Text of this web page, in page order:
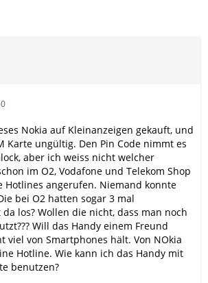
Nokia auf Kleinanzeigen gekauft, und
Karte ungültig. Den Pin Code nimmt es
aber ich weiss nicht welcher
im O2, Vodafone und Telekom Shop
Hotlines angerufen. Niemand konnte
bei O2 hatten sogar 3 mal
los? Wollen die nicht, dass man noch
Will das Handy einem Freund
viel von Smartphones hält. Von NOkia
Hotline. Wie kann ich das Handy mit
benutzen?